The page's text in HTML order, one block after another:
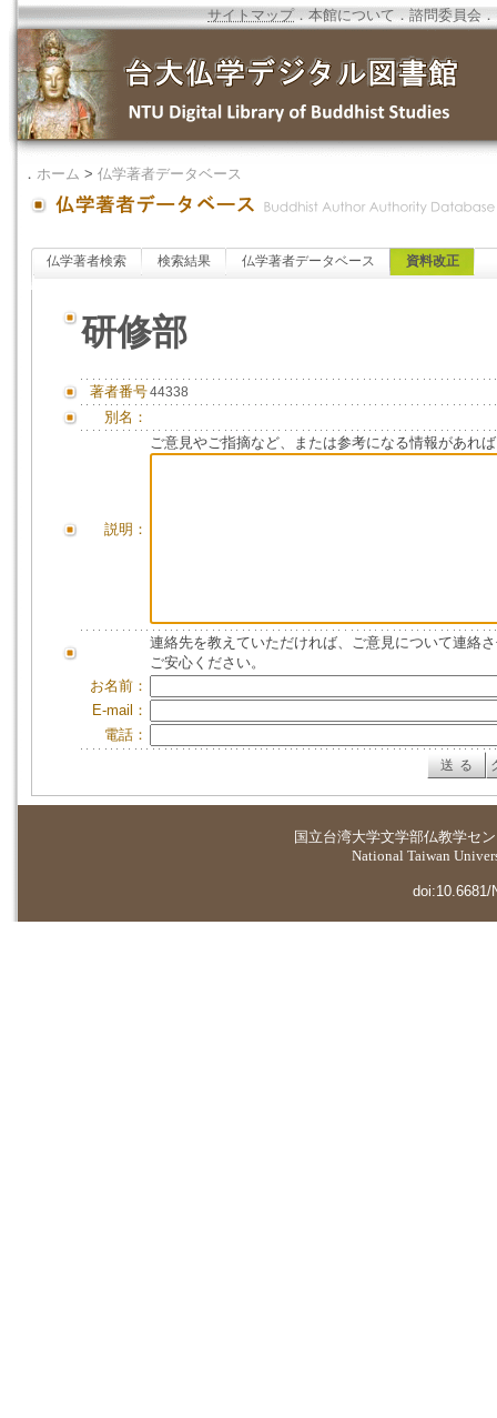
サイトマップ．本館について ．諮問委員会 ．
． ホーム > 仏学著者データベース
仏学著者検索 検索結果 仏学著者データベース 資料改正
研修部
著者番号44338
別名：
説明：
ご意見やご指摘など、または参考になる情報があれ
連絡先を教えていただければ、ご意見について連絡
ご安心ください。
お名前：
E-mail：
電話：
国立台湾大学文学部仏教学セ
National Taiwan
doi:10.6681/